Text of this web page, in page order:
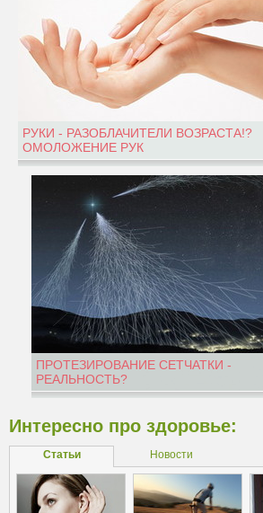
РУКИ - РАЗОБЛАЧИТЕЛИ ВОЗРАСТА!?
ОМОЛОЖЕНИЕ РУК
ПРОТЕЗИРОВАНИЕ СЕТЧАТКИ -
РЕАЛЬНОСТЬ?
Интересно про здоровье:
Статьи Новости